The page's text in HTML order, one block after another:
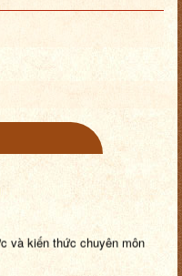
và kiến thức chuyên môn